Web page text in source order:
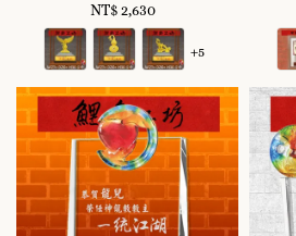
Regular
price
NT$ 2,630
+5